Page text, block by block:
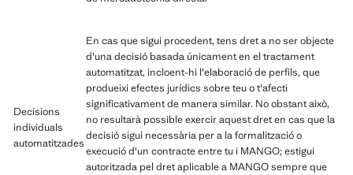
Decisions
individuals
automatitzades
En cas que sigui procedent, tens dret a no ser objecte
d'una decisió basada únicament en el tractament
automatitzat, incloent-hi l'elaboració de perfils, que
produeixi efectes jurídics sobre teu o t'afecti
significativament de manera similar. No obstant això,
no resultarà possible exercir aquest dret en cas que la
decisió sigui necessària per a la formalització o
execució d'un contracte entre tu i MANGO; estigui
autoritzada pel dret aplicable a MANGO sempre que